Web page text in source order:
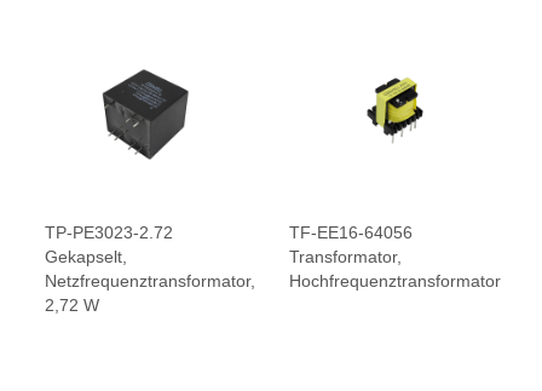
TP-PE3023-2.72
Gekapselt,
Netzfrequenztransformator,
2,72 W
TF-EE16-64056
Transformator,
Hochfrequenztransformator